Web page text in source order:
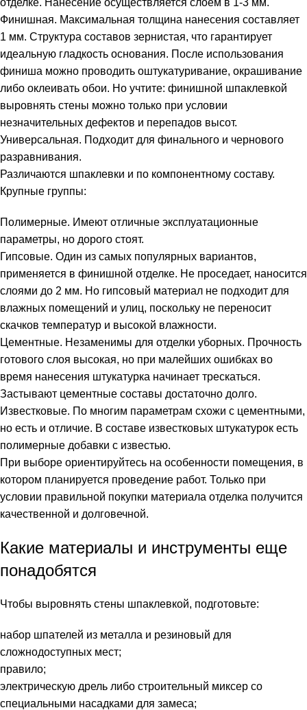
Финишная. Максимальная толщина нанесения составляет
1 мм. Структура составов зернистая, что гарантирует
идеальную гладкость основания. После использования
финиша можно проводить оштукатуривание, окрашивание
либо оклеивать обои. Но учтите: финишной шпаклевкой
выровнять стены можно только при условии
незначительных дефектов и перепадов высот.
Универсальная. Подходит для финального и чернового
разравнивания.
Различаются шпаклевки и по компонентному составу.
Крупные группы:
Полимерные. Имеют отличные эксплуатационные
параметры, но дорого стоят.
Гипсовые. Один из самых популярных вариантов,
применяется в финишной отделке. Не проседает, наносится
слоями до 2 мм. Но гипсовый материал не подходит для
влажных помещений и улиц, поскольку не переносит
скачков температур и высокой влажности.
Цементные. Незаменимы для отделки уборных. Прочность
готового слоя высокая, но при малейших ошибках во
время нанесения штукатурка начинает трескаться.
Застывают цементные составы достаточно долго.
Известковые. По многим параметрам схожи с цементными,
но есть и отличие. В составе известковых штукатурок есть
полимерные добавки с известью.
При выборе ориентируйтесь на особенности помещения, в
котором планируется проведение работ. Только при
условии правильной покупки материала отделка получится
качественной и долговечной.
Какие материалы и инструменты еще
понадобятся
Чтобы выровнять стены шпаклевкой, подготовьте:
набор шпателей из металла и резиновый для
сложнодоступных мест;
правило;
электрическую дрель либо строительный миксер со
специальными насадками для замеса;